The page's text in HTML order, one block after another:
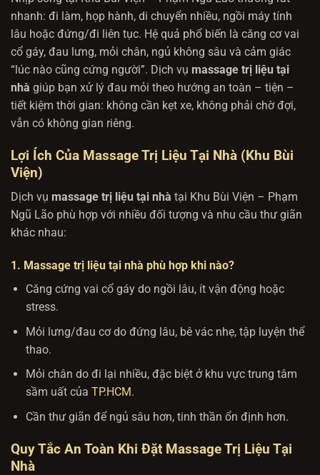
nhanh: đi làm, họp hành, di chuyển nhiều, ngồi máy tính
lâu hoặc đứng/đi liên tục. Hệ quả phổ biến là căng cơ vai
cổ gáy, đau lưng, mỏi chân, ngủ không sâu và cảm giác
“lúc nào cũng cứng người”. Dịch vụ massage trị liệu tại
nhà giúp bạn xử lý đau mỏi theo hướng an toàn – tiện –
tiết kiệm thời gian: không cần kẹt xe, không phải chờ đợi,
vẫn có không gian riêng.
Lợi Ích Của Massage Trị Liệu Tại Nhà (Khu Bùi
Viện)
Dịch vụ massage trị liệu tại nhà tại Khu Bùi Viện – Phạm
Ngũ Lão phù hợp với nhiều đối tượng và nhu cầu thư giãn
khác nhau:
1. Massage trị liệu tại nhà phù hợp khi nào?
Căng cứng vai cổ gáy do ngồi lâu, ít vận động hoặc
stress.
Mỏi lưng/đau cơ do đứng lâu, bê vác nhẹ, tập luyện thể
thao.
Mỏi chân do đi lại nhiều, đặc biệt ở khu vực trung tâm
sầm uất của TP.HCM.
Cần thư giãn để ngủ sâu hơn, tinh thần ổn định hơn.
Quy Tắc An Toàn Khi Đặt Massage Trị Liệu Tại
Nhà